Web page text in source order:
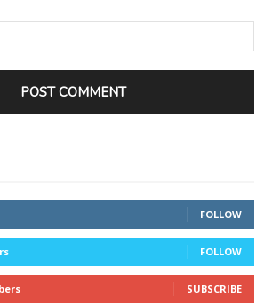
FOLLOW
FOLLOW
SUBSCRIBE